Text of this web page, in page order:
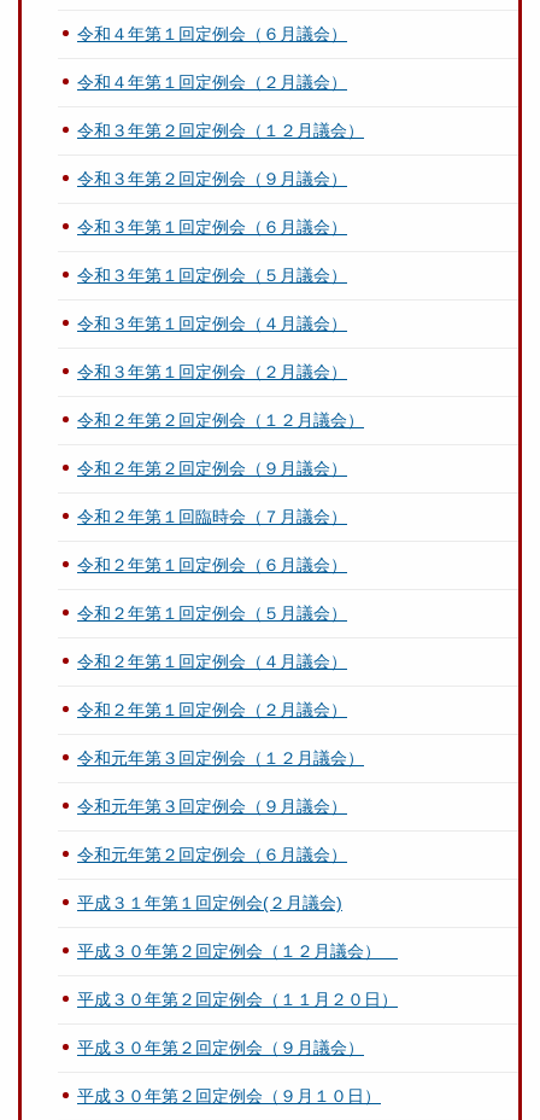
令和４年第１回定例会（６月議会）
令和４年第１回定例会（２月議会）
令和３年第２回定例会（１２月議会）
令和３年第２回定例会（９月議会）
令和３年第１回定例会（６月議会）
令和３年第１回定例会（５月議会）
令和３年第１回定例会（４月議会）
令和３年第１回定例会（２月議会）
令和２年第２回定例会（１２月議会）
令和２年第２回定例会（９月議会）
令和２年第１回臨時会（７月議会）
令和２年第１回定例会（６月議会）
令和２年第１回定例会（５月議会）
令和２年第１回定例会（４月議会）
令和２年第１回定例会（２月議会）
令和元年第３回定例会（１２月議会）
令和元年第３回定例会（９月議会）
令和元年第２回定例会（６月議会）
平成３１年第１回定例会(２月議会)
平成３０年第２回定例会（１２月議会）
平成３０年第２回定例会（１１月２０日）
平成３０年第２回定例会（９月議会）
平成３０年第２回定例会（９月１０日）